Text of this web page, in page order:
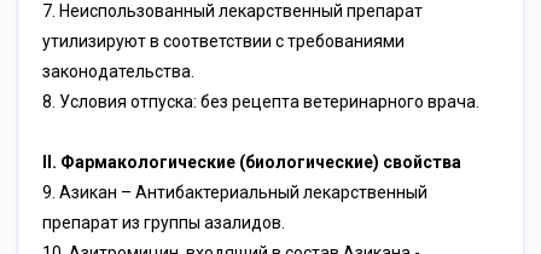
7. Неиспользованный лекарственный препарат
утилизируют в соответствии с требованиями
законодательства.
8. Условия отпуска: без рецепта ветеринарного врача.
II. Фармакологические (биологические) свойства
9. Азикан – Антибактериальный лекарственный
препарат из группы азалидов.